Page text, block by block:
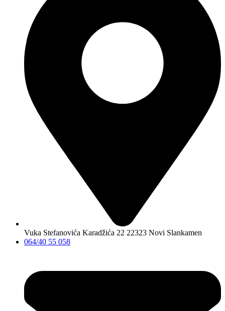
Vuka Stefanovića Karadžića 22 22323 Novi Slankamen
064/40 55 058